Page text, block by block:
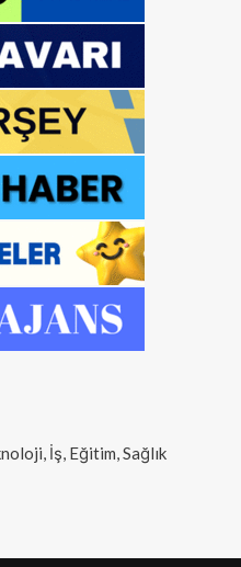
İş, Eğitim, Sağlık